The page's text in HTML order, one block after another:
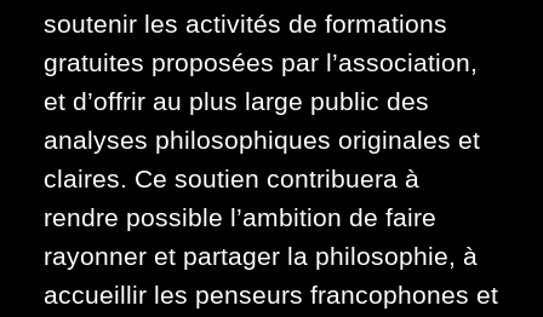
soutenir les activités de formations
gratuites proposées par l’association,
et d’offrir au plus large public des
analyses philosophiques originales et
claires. Ce soutien contribuera à
rendre possible l’ambition de faire
rayonner et partager la philosophie, à
accueillir les penseurs francophones et